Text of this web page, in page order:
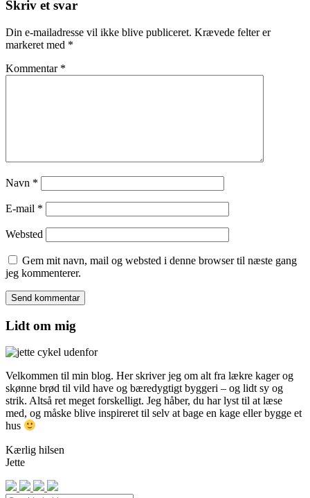
Skriv et svar
Din e-mailadresse vil ikke blive publiceret. Krævede felter er
markeret med *
Kommentar *
Navn *
E-mail *
Websted
Gem mit navn, mail og websted i denne browser til næste gang
jeg kommenterer.
Lidt om mig
Velkommen til min blog. Her skriver jeg om alt fra lækre kager og
skønne brød til vild have og bæredygtigt byggeri – og lidt sy og
strik. Altså ret meget forskelligt. Jeg håber, du har lyst til at læse
med, og måske blive inspireret til selv at bage en kage eller bygge et
hus
Kærlig hilsen
Jette